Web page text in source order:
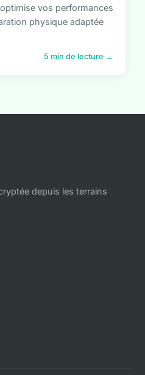
vos performances
physique adaptée
5 min de lecture →
depuis les terrains